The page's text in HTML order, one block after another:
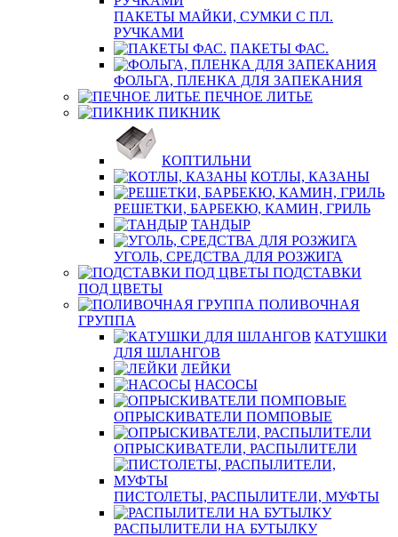
ПАКЕТЫ МАЙКИ, СУМКИ С ПЛ.
РУЧКАМИ
ПАКЕТЫ ФАС.
ФОЛЬГА, ПЛЕНКА ДЛЯ ЗАПЕКАНИЯ
ПЕЧНОЕ ЛИТЬЕ
ПИКНИК
КОПТИЛЬНИ
КОТЛЫ, КАЗАНЫ
РЕШЕТКИ, БАРБЕКЮ, КАМИН, ГРИЛЬ
ТАНДЫР
УГОЛЬ, СРЕДСТВА ДЛЯ РОЗЖИГА
ПОДСТАВКИ
ПОД ЦВЕТЫ
ПОЛИВОЧНАЯ
ГРУППА
КАТУШКИ
ДЛЯ ШЛАНГОВ
ЛЕЙКИ
НАСОСЫ
ОПРЫСКИВАТЕЛИ ПОМПОВЫЕ
ОПРЫСКИВАТЕЛИ, РАСПЫЛИТЕЛИ
ПИСТОЛЕТЫ, РАСПЫЛИТЕЛИ, МУФТЫ
РАСПЫЛИТЕЛИ НА БУТЫЛКУ